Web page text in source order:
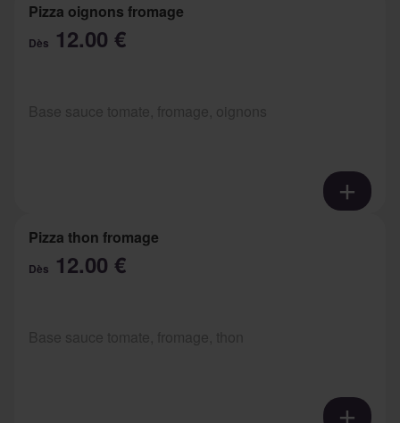
Pizza oignons fromage
Dès 12.00 €
Pizza thon fromage
Dès 12.00 €